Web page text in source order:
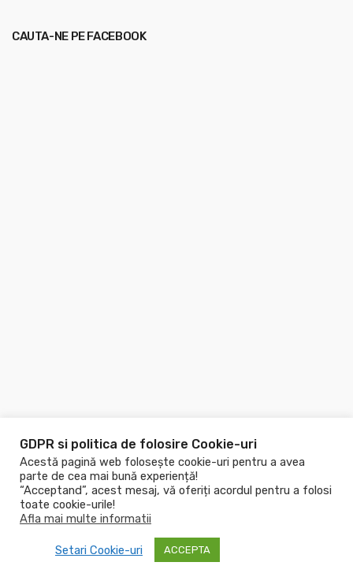
CAUTA-NE PE FACEBOOK
! Toate drepturile rezervate!
Made with
by PWS
GDPR si politica de folosire Cookie-uri
Acestă pagină web folosește cookie-uri pentru a avea
parte de cea mai bună experiență!
“Acceptand”, acest mesaj, vă oferiți acordul pentru a folosi
toate cookie-urile!
Afla mai multe informatii
Setari Cookie-uri ACCEPTA